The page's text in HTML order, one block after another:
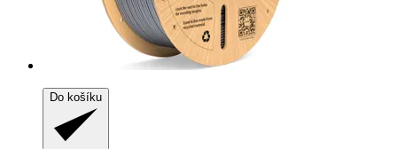
Do košíku